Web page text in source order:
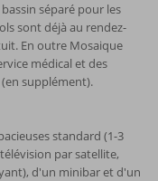
séparé pour les
sont déjà au rendez-
En outre Mosaique
médical et des
supplément).
standard (1-3
par satellite,
d'un minibar et d'un